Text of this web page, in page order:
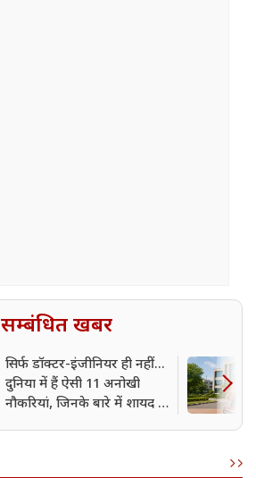
सम्बंधित खबर
सिर्फ डॉक्टर-इंजीनियर ही नहीं...
दुनिया में हैं ऐसी 11 अनोखी
नौकरियां, जिनके बारे में शायद ही